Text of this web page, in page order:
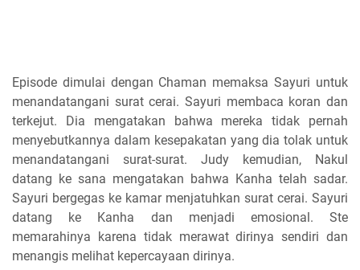
Episode dimulai dengan Chaman memaksa Sayuri untuk
menandatangani surat cerai. Sayuri membaca koran dan
terkejut. Dia mengatakan bahwa mereka tidak pernah
menyebutkannya dalam kesepakatan yang dia tolak untuk
menandatangani surat-surat. Judy kemudian, Nakul
datang ke sana mengatakan bahwa Kanha telah sadar.
Sayuri bergegas ke kamar menjatuhkan surat cerai. Sayuri
datang ke Kanha dan menjadi emosional. Ste
memarahinya karena tidak merawat dirinya sendiri dan
menangis melihat kepercayaan dirinya.